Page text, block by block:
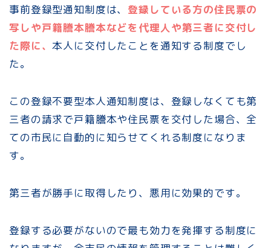
事前登録型通知制度は、 登録している方の住民票の
写しや戸籍謄本謄本などを代理人や第三者に交付し
た際に、本人に交付したことを通知する制度でし
た。
この登録不要型本人通知制度は、登録しなくても第
三者の請求で戸籍謄本や住民票を交付した場合、全
ての市民に自動的に知らせてくれる制度になりま
す。
第三者が勝手に取得したり、悪用に効果的です。
登録する必要がないので最も効力を発揮する制度に